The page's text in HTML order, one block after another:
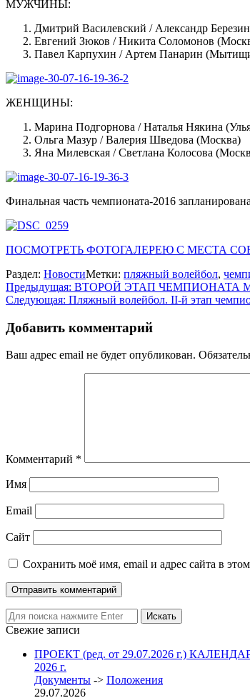
МУЖЧИНЫ:
Дмитрий Василевский / Александр
Евгений Зюков / Никита Соломонов
Павел Карпухин / Артем Панарин
ЖЕНЩИНЫ:
Марина Подгорнова / Наталья Някина
Ольга Мазур / Валерия Шведова (Москва)
Яна Милевская / Светлана Колосова
Финальная часть чемпионата-2016
ПОСМОТРЕТЬ ФОТОГАЛЕРЕЮ С МЕСТА
Раздел: НовостиМетки: пляжный волейбол,
Навигация
по
записям
Предыдущая: ВТОРОЙ ЭТАП ЧЕМПИОНАТА
Следующая: Пляжный волейбол. II-й этап
Добавить комментарий
Ваш адрес email не будет опубликован.
Комментарий *
Имя
Email
Сайт
Сохранить моё имя, email и адрес сайта в
Свежие записи
ПРОЕКТ (ред. от 29.07.2026 г.)
2026 г.
Документы -> Положения
29.07.2026